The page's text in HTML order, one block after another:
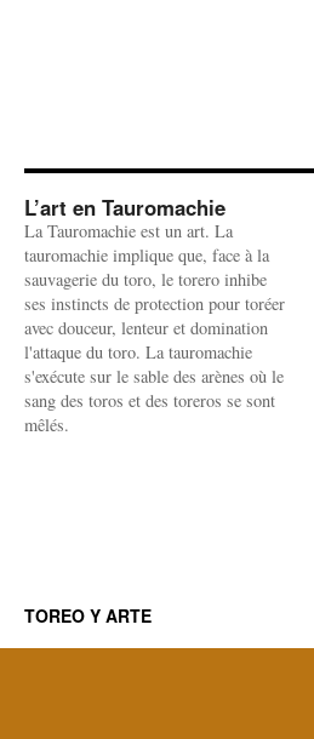
L’art en Tauromachie
La Tauromachie est un art. La
tauromachie implique que, face à la
sauvagerie du toro, le torero inhibe
ses instincts de protection pour toréer
avec douceur, lenteur et domination
l'attaque du toro. La tauromachie
s'exécute sur le sable des arènes où le
sang des toros et des toreros se sont
mêlés.
TOREO Y ARTE